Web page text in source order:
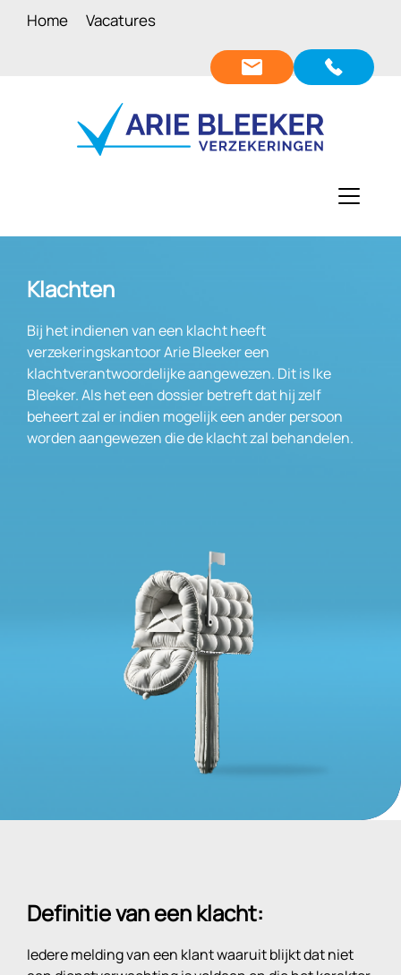
Home Vacatures
Klachten
Bij het indienen van een klacht heeft
verzekeringskantoor Arie Bleeker een
klachtverantwoordelijke aangewezen. Dit is Ike
Bleeker. Als het een dossier betreft dat hij zelf
beheert zal er indien mogelijk een ander persoon
worden aangewezen die de klacht zal behandelen.
Definitie van een klacht:
Iedere melding van een klant waaruit blijkt dat niet